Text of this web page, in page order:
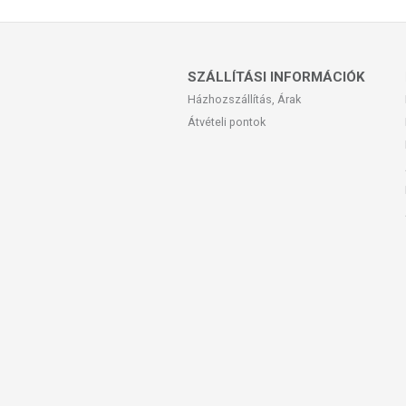
Szeretnénk felhívni azonban a
termékfotókat, tápérték-, összetétel-,
értékek eltérhetnek az élelmiszerek
SZÁLLÍTÁSI INFORMÁCIÓK
Házhozszállítás, Árak
Átvételi pontok